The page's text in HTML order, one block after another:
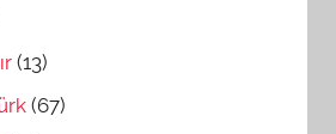
(13)
(67)